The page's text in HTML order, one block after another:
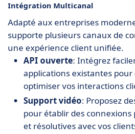
Intégration Multicanal
Adapté aux entreprises
supporte plusieurs canaux de
une expérience client unifiée.
API ouverte: Intégrez
applications existantes
optimiser vos interactions
Support vidéo: Proposez
pour établir des connexions
et résolutives avec vos